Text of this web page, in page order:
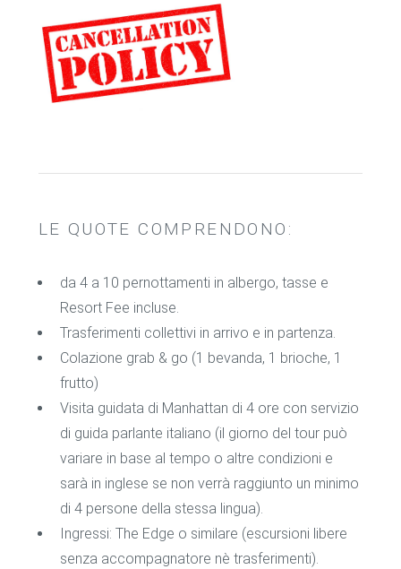
LE QUOTE COMPRENDONO:
da 4 a 10 pernottamenti in albergo, tasse e
Resort Fee incluse.
Trasferimenti collettivi in arrivo e in partenza.
Colazione grab & go (1 bevanda, 1 brioche, 1
frutto)
Visita guidata di Manhattan di 4 ore con servizio
di guida parlante italiano (il giorno del tour può
variare in base al tempo o altre condizioni e
sarà in inglese se non verrà raggiunto un minimo
di 4 persone della stessa lingua).
Ingressi: The Edge o similare (escursioni libere
senza accompagnatore nè trasferimenti).